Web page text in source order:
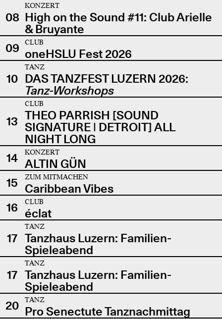
08
KONZERT
High on the Sound #11: Club Arielle
& Bruyante
09
CLUB
oneHSLU Fest 2026
10
TANZ
DAS TANZFEST LUZERN 2026:
Tanz-Workshops
13
CLUB
THEO PARRISH [SOUND
SIGNATURE | DETROIT] ALL
NIGHT LONG
14
KONZERT
ALTIN GÜN
15
ZUM MITMACHEN
Caribbean Vibes
16
CLUB
éclat
17
TANZ
Tanzhaus Luzern: Familien-
Spieleabend
17
TANZ
Tanzhaus Luzern: Familien-
Spieleabend
20
TANZ
Pro Senectute Tanznachmittag